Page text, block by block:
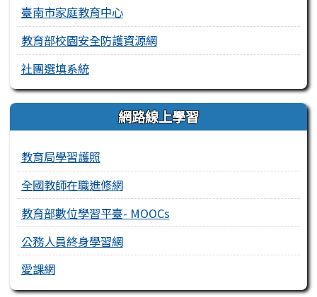
臺南市家庭教育中心
教育部校園安全防護資源網
社團選填系統
網路線上學習
教育局學習護照
全國教師在職進修網
教育部數位學習平臺- MOOCs
公務人員終身學習網
愛課網